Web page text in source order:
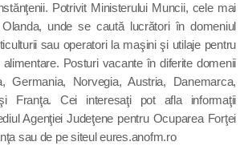
Constanța devine capitala vizuală a
de îngrijire a persoanelor cu
– UAMS Agigea
Potrivit Ministerului Muncii, cele mai
unde se caută lucrători în domeniul
sau operatori la maşini şi utilaje pentru
Posturi vacante în diferite domenii
Germania, Norvegia, Austria, Danemarca,
Franţa. Cei interesaţi pot afla informaţii
Agenţiei Judeţene pentru Ocuparea Forţei
sau de pe siteul eures.anofm.ro